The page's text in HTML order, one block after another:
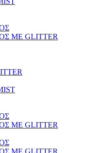
ΜΕ GLITTER
ΜΕ GLITTER
ΜΕ GLITTER